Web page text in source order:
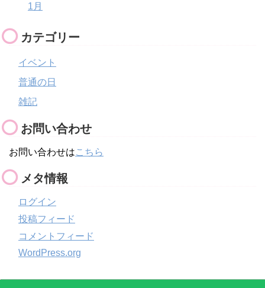
1月
カテゴリー
イベント
普通の日
雑記
お問い合わせ
お問い合わせはこちら
メタ情報
ログイン
投稿フィード
コメントフィード
WordPress.org